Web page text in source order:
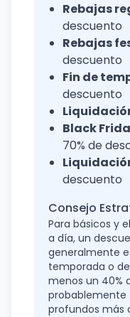
Rebajas
descuento
Rebajas
descuento
Fin de
descuento
Black
70% de
descuento
Consejo
Para básicos y
a día, un
generalmente
temporada o
menos un 40%
probablemente
profundos más